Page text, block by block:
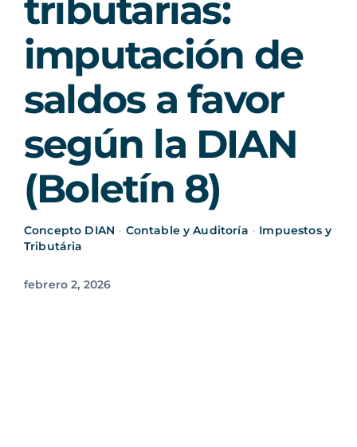
tributarias:
imputación de
saldos a favor
según la DIAN
(Boletín 8)
Concepto DIAN • Contable y Auditoría • Impuestos y
Tributária
febrero 2, 2026